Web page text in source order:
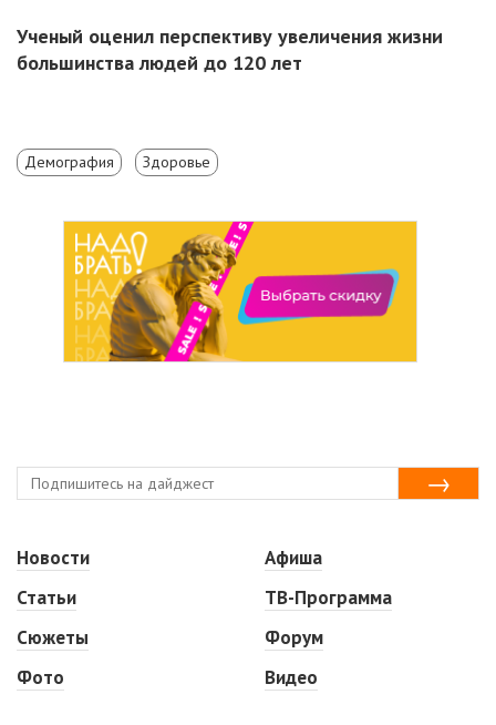
Ученый оценил перспективу увеличения жизни
большинства людей до 120 лет
Демография Здоровье
Новости
Статьи
Сюжеты
Фото
Афиша
ТВ-Программа
Форум
Видео